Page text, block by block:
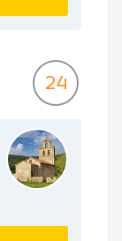
24